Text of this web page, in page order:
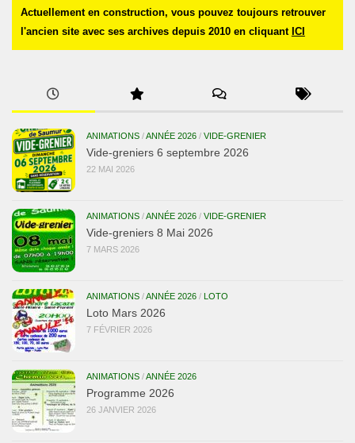
Actuellement en construction, vous pouvez toujours retrouver
l'ancien site avec ses archives depuis 2010 en cliquant ICI
ANIMATIONS /ANNÉE 2026 / VIDE-GRENIER
Vide-greniers 6 septembre 2026
22 MAI 2026
ANIMATIONS /ANNÉE 2026 / VIDE-GRENIER
Vide-greniers 8 Mai 2026
7 MARS 2026
ANIMATIONS /ANNÉE 2026 / LOTO
Loto Mars 2026
7 FÉVRIER 2026
ANIMATIONS /ANNÉE 2026
Programme 2026
26 JANVIER 2026